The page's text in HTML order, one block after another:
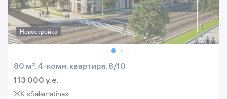
Новостройка
80 м², 4-комн. квартира, 8/10
113 000 y.e.
ЖК «Salamatina»